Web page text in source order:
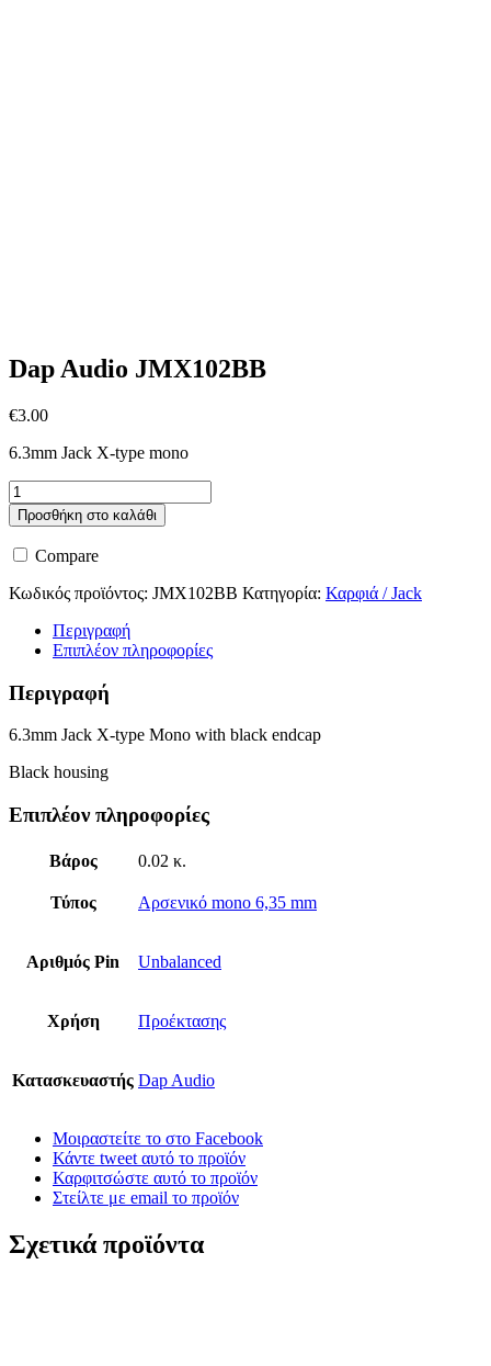
Dap Audio JMX102BB
€3.00
6.3mm Jack X-type mono
Dap
Audio
JMX102BB
ποσότητα
Προσθήκη στο καλάθι
Compare
Κωδικός προϊόντος: JMX102BB Κατηγορία: Καρφιά / Jack
Περιγραφή
Επιπλέον πληροφορίες
Περιγραφή
6.3mm Jack X-type Mono with black endcap
Black housing
Επιπλέον πληροφορίες
Βάρος 0.02 κ.
Τύπος Αρσενικό mono 6,35 mm
Αριθμός Pin Unbalanced
Χρήση Προέκτασης
Κατασκευαστής Dap Audio
Μοιραστείτε το στο Facebook
Κάντε tweet αυτό το προϊόν
Καρφιτσώστε αυτό το προϊόν
Στείλτε με email το προϊόν
Σχετικά προϊόντα